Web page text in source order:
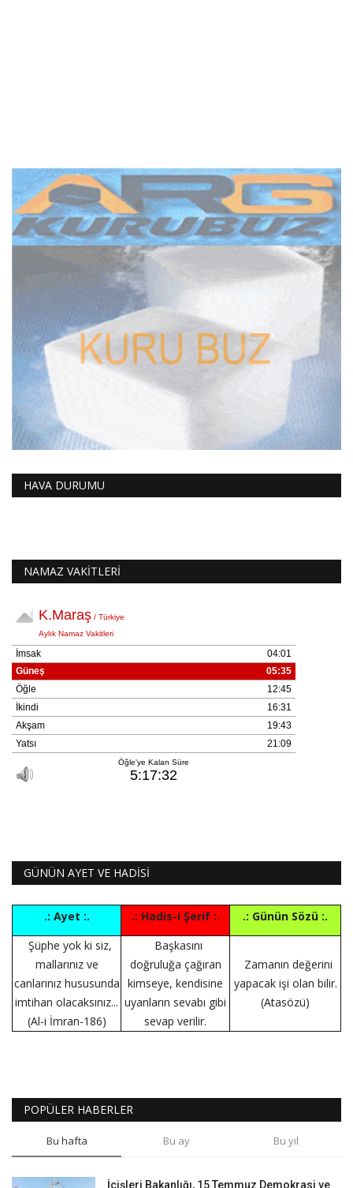
HAVA DURUMU
NAMAZ VAKİTLERİ
GÜNÜN AYET VE HADİSİ
.: Ayet :. .: Hadis-i Şerif :.
.: Günün Sözü :.
Şüphe yok ki siz,
mallarınız ve
canlarınız hususunda
imtihan olacaksınız...
(Al-i İmran-186)
Başkasını
doğruluğa çağıran
kimseye, kendisine
uyanların sevabı gibi
sevap verilir.
Zamanın değerini
yapacak işi olan bilir.
(Atasözü)
POPÜLER HABERLER
Bu hafta Bu ay Bu yıl
İçişleri Bakanlığı, 15 Temmuz Demokrasi ve